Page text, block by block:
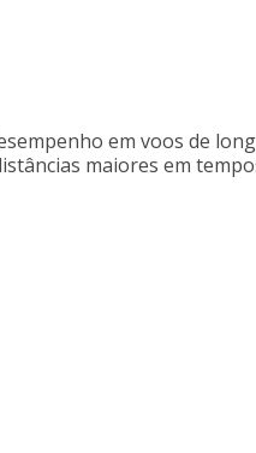
em voos de
maiores em